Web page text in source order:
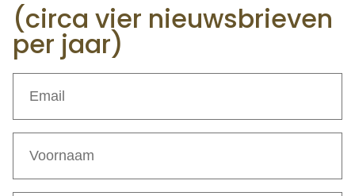
(circa vier nieuwsbrieven
per jaar)